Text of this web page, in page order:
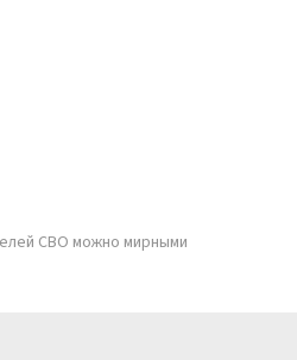
СВО можно мирными